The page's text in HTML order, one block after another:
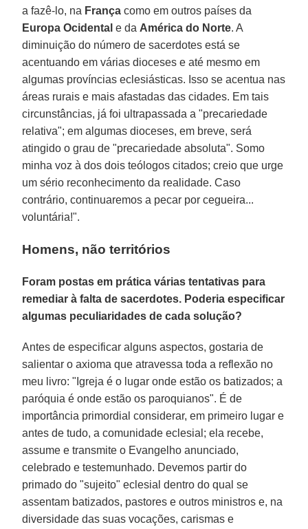
a fazê-lo, na França como em outros países da
Europa Ocidental e da América do Norte. A
diminuição do número de sacerdotes está se
acentuando em várias dioceses e até mesmo em
algumas províncias eclesiásticas. Isso se acentua nas
áreas rurais e mais afastadas das cidades. Em tais
circunstâncias, já foi ultrapassada a "precariedade
relativa"; em algumas dioceses, em breve, será
atingido o grau de "precariedade absoluta". Somo
minha voz à dos dois teólogos citados; creio que urge
um sério reconhecimento da realidade. Caso
contrário, continuaremos a pecar por cegueira...
voluntária!".
Homens, não territórios
Foram postas em prática várias tentativas para
remediar à falta de sacerdotes. Poderia especificar
algumas peculiaridades de cada solução?
Antes de especificar alguns aspectos, gostaria de
salientar o axioma que atravessa toda a reflexão no
meu livro: "Igreja é o lugar onde estão os batizados; a
paróquia é onde estão os paroquianos". É de
importância primordial considerar, em primeiro lugar e
antes de tudo, a comunidade eclesial; ela recebe,
assume e transmite o Evangelho anunciado,
celebrado e testemunhado. Devemos partir do
primado do "sujeito" eclesial dentro do qual se
assentam batizados, pastores e outros ministros e, na
diversidade das suas vocações, carismas e